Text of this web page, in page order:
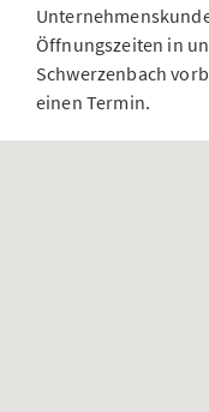
Öffnungszeiten in
Schwerzenbach
einen Termin.